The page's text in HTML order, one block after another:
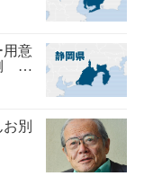
意
静
別